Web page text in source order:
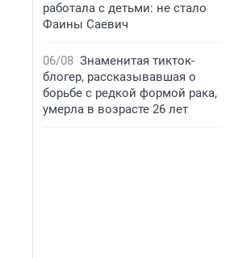
работала с детьми: не стало
Фаины Саевич
06/08 Знаменитая тикток-
блогер, рассказывавшая о
борьбе с редкой формой рака,
умерла в возрасте 26 лет